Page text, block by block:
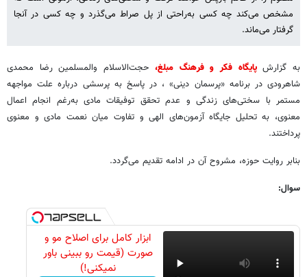
مشخص می‌کند چه کسی به‌راحتی از پل صراط می‌گذرد و چه کسی در آنجا
گرفتار می‌ماند.
به گزارشپایگاه فکر و فرهنگ مبلغ، حجت‌الاسلام والمسلمین رضا محمدی
شاهرودی در برنامه «پرسمان دینی» ، در پاسخ به پرسشی درباره علت مواجهه
مستمر با سختی‌های زندگی و عدم تحقق توفیقات مادی به‌رغم انجام اعمال
معنوی، به تحلیل جایگاه آزمون‌های الهی و تفاوت میان نعمت مادی و معنوی
پرداختند.
بنابر روایت حوزه، مشروح آن در ادامه تقدیم می‌گردد.
سوال:
ابزار کامل برای اصلاح مو و
صورت (قیمت رو ببینی باور
نمیکنی!)